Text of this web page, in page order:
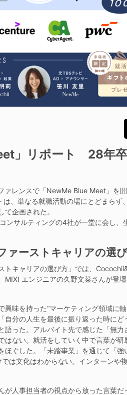
」リポート 28年
レンスで「NewMe Blue Meet」を
、単なる就職活動の場にとどまらず
企画された。
サルティングの4社が一堂に会し、
ァーストキャリアの選
キャリアの選び方」では、
MIXI エンジニアの久野文菜さんが登
味を持った“マーケティング領域に
分の人生を最後に振り返った時にど
った。アルバイト先で感じた「無
ない。就活をしていく中で言葉が
ぐした。「未踏事業」を通じて「強
は文化はわからない。インターンや
人事担当者の視点から放った言葉だ